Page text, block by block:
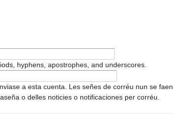
hyphens, apostrophes, and underscores.
a esta cuenta. Les señes de corréu nun se faen
o delles noticies o notificaciones per corréu.